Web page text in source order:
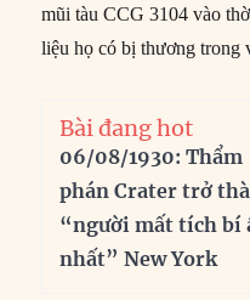
mũi tàu CCG 3104 vào
liệu họ có bị thương trong
Bài đang hot
06/08/1930: Thẩm
phán Crater trở
“người mất tích bí
nhất” New York